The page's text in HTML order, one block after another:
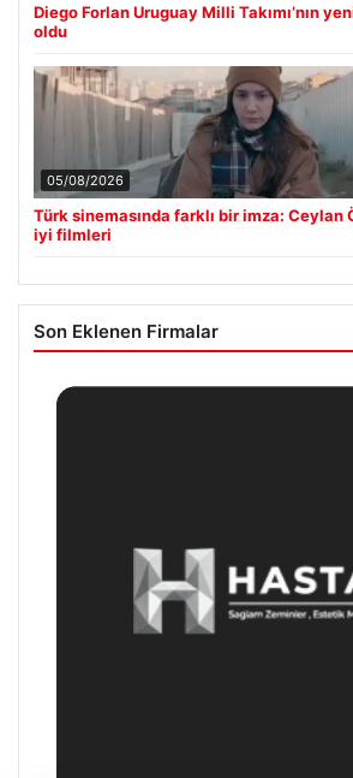
Diego Forlan Uruguay Milli Takımı’nın
oldu
05/08/2026
Türk sinemasında farklı bir imza: Ceylan
iyi filmleri
Son Eklenen Firmalar